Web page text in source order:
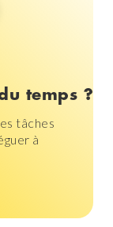
temps ?
tâches
à